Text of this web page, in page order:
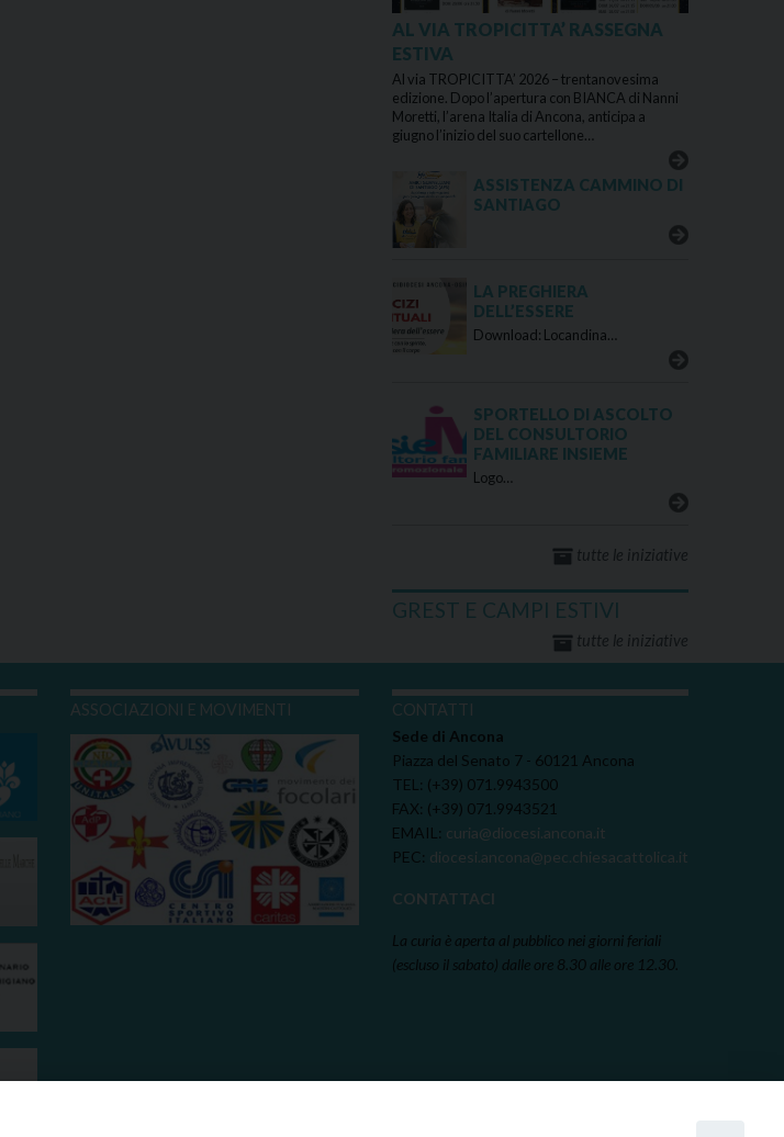
AL VIA TROPICITTA’ RASSEGNA
ESTIVA
Al via TROPICITTA’ 2026 – trentanovesima
edizione. Dopo l’apertura con BIANCA di Nanni
Moretti, l’arena Italia di Ancona, anticipa a
giugno l’inizio del suo cartellone…
ASSISTENZA CAMMINO DI
SANTIAGO
LA PREGHIERA
DELL’ESSERE
Download: Locandina…
SPORTELLO DI ASCOLTO
DEL CONSULTORIO
FAMILIARE INSIEME
Logo…
tutte le iniziative
GREST E CAMPI ESTIVI
tutte le iniziative
ASSOCIAZIONI E MOVIMENTI
CONTATTI
Sede di Ancona
Piazza del Senato 7 - 60121 Ancona
TEL: (+39) 071.9943500
FAX: (+39) 071.9943521
EMAIL: curia@diocesi.ancona.it
PEC: diocesi.ancona@pec.chiesacattolica.it
CONTATTACI
La curia è aperta al pubblico nei giorni feriali
(escluso il sabato) dalle ore 8.30 alle ore 12.30.